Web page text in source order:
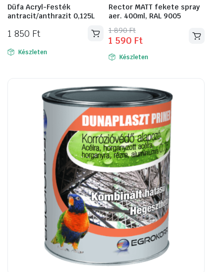
Düfa Acryl-Festék
antracit/anthrazit 0,125L
1 850 Ft
Készleten
Rector MATT fekete spray
aer. 400ml, RAL 9005
1 890Ft
Original
price
was:
1 590 Ft
Current
price
is: Készleten